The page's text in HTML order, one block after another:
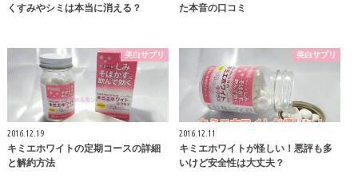
くすみやシミは本当に消える？
た本音の口コミ
美白サプリ
2016.12.19
キミエホワイトの定期コースの詳細
と解約方法
美白サプリ
2016.12.11
キミエホワイトが怪しい！悪評も多
いけど安全性は大丈夫？